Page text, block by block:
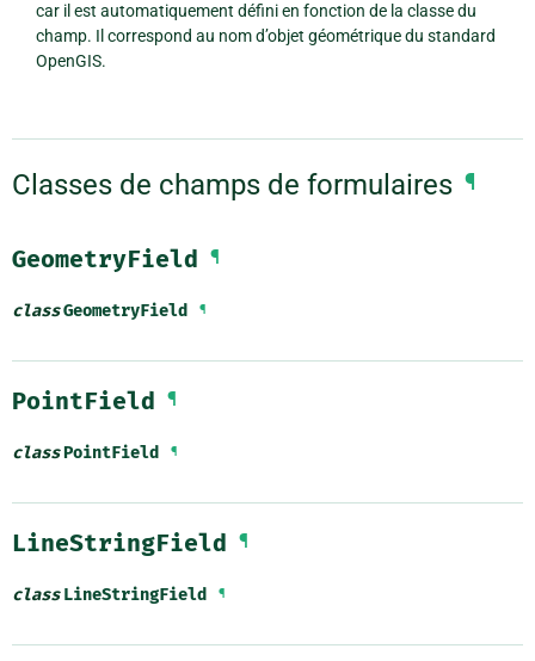
car il est automatiquement défini en fonction de la classe du
champ. Il correspond au nom d’objet géométrique du standard
OpenGIS.
Classes de champs de formulaires ¶
GeometryField ¶
classGeometryField ¶
PointField ¶
classPointField ¶
LineStringField ¶
class LineStringField ¶